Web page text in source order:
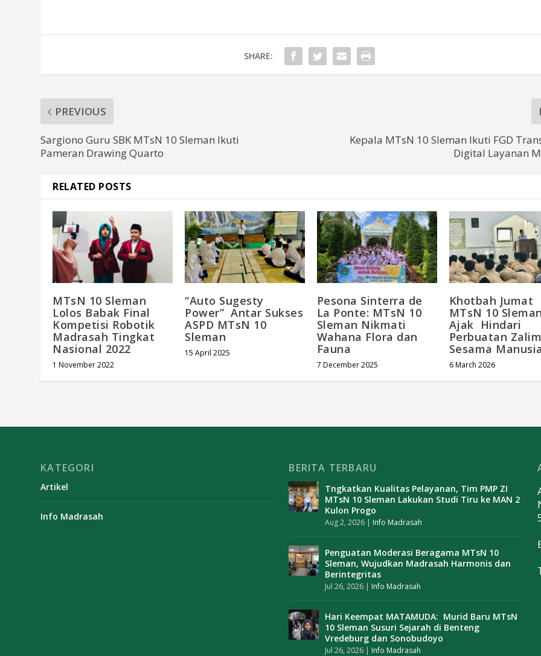
SHARE:
PREVIOUS
Sargiono Guru SBK MTsN 10 Sleman Ikuti
Pameran Drawing Quarto
Kepala MTsN 10 Sleman Ikuti FGD
Digital Layanan
RELATED POSTS
MTsN 10 Sleman
Lolos Babak Final
Kompetisi Robotik
Madrasah Tingkat
Nasional 2022
1 November 2022
“Auto Sugesty
Power” Antar Sukses
ASPD MTsN 10
Sleman
15 April 2025
Pesona Sinterra de
La Ponte: MTsN 10
Sleman Nikmati
Wahana Flora dan
Fauna
7 December 2025
Khotbah Jumat
MTsN 10
Ajak Hindari
Perbuatan Zalim
Sesama
6 March 2026
KATEGORI
Artikel
Info Madrasah
BERITA TERBARU
Tngkatkan Kualitas Pelayanan, Tim PMP ZI
MTsN 10 Sleman Lakukan Studi Tiru ke MAN 2
Kulon Progo
Aug 2, 2026 | Info Madrasah
Penguatan Moderasi Beragama MTsN 10
Sleman, Wujudkan Madrasah Harmonis dan
Berintegritas
Jul 26, 2026 | Info Madrasah
Hari Keempat MATAMUDA: Murid Baru MTsN
10 Sleman Susuri Sejarah di Benteng
Vredeburg dan Sonobudoyo
Jul 26, 2026 | Info Madrasah